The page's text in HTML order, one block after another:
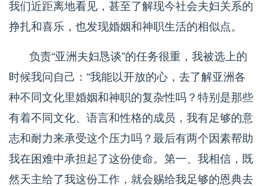
我们近距离地看见，甚至了解现今社会夫妇关系的
挣扎和喜乐，也发现婚姻和神职生活的相似点。
负责“亚洲夫妇恳谈”的任务很重，我被选上的
时候我问自己：“我能以开放的心，去了解亚洲各
种不同文化里婚姻和神职的复杂性吗？特别是那些
有着不同文化、语言和性格的成员，我有足够的意
志和耐力来承受这个压力吗？最后有两个因素帮助
我在困难中承担起了这份使命。第一、我相信，既
然天主给了我这份工作，就会赐给我足够的恩典去